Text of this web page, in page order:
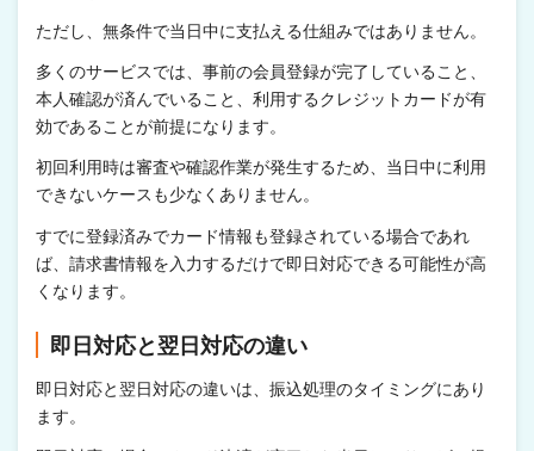
ただし、無条件で当日中に支払える仕組みではありません。
多くのサービスでは、事前の会員登録が完了していること、
本人確認が済んでいること、利用するクレジットカードが有
効であることが前提になります。
初回利用時は審査や確認作業が発生するため、当日中に利用
できないケースも少なくありません。
すでに登録済みでカード情報も登録されている場合であれ
ば、請求書情報を入力するだけで即日対応できる可能性が高
くなります。
即日対応と翌日対応の違い
即日対応と翌日対応の違いは、振込処理のタイミングにあり
ます。